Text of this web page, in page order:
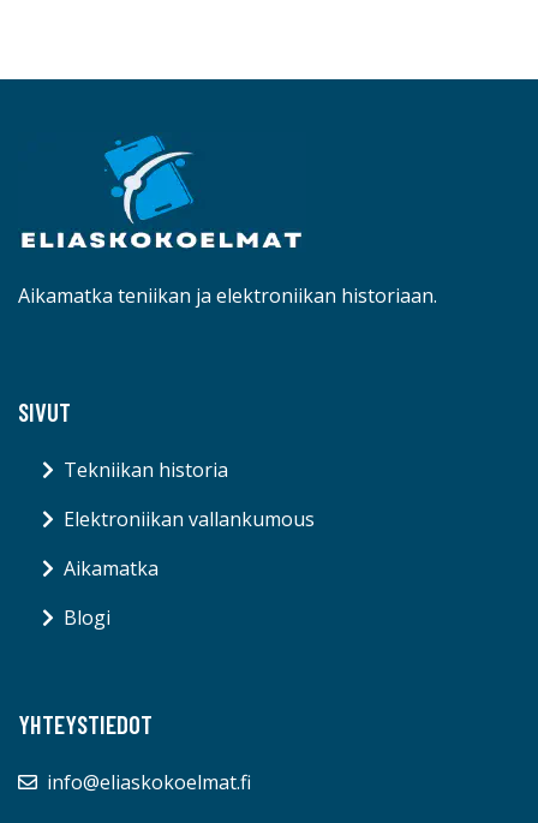
Aikamatka teniikan ja elektroniikan historiaan.
SIVUT
Tekniikan historia
Elektroniikan vallankumous
Aikamatka
Blogi
YHTEYSTIEDOT
info@eliaskokoelmat.fi